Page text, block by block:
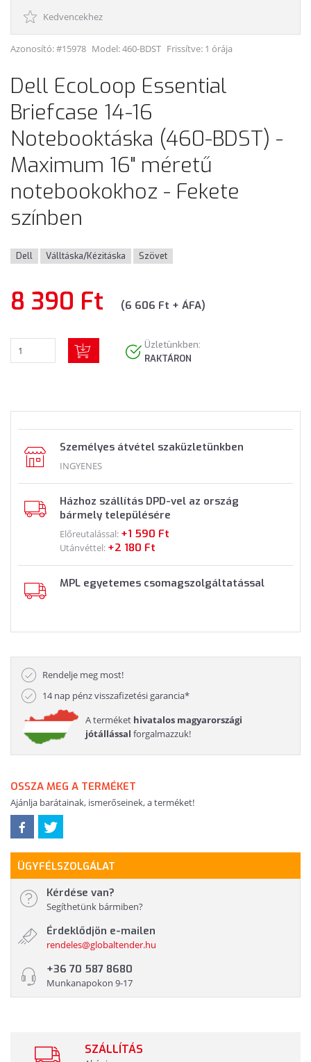
Kedvencekhez
Azonosító: #15978 Model:460-BDST Frissítve: 1 órája
Dell EcoLoop Essential
Briefcase 14-16
Notebooktáska (460-BDST) -
Maximum 16" méretű
notebookokhoz - Fekete
színben
Dell Válltáska/Kézitáska Szövet
8 390 Ft (6 606 Ft + ÁFA)
Üzletünkben:
RAKTÁRON
Személyes átvétel szaküzletünkben
INGYENES
Házhoz szállítás DPD-vel az ország
bármely településére
Előreutalással: +1 590 Ft
Utánvéttel: +2 180 Ft
MPL egyetemes csomagszolgáltatással
Rendelje meg most!
14 nap pénz visszafizetési garancia*
A terméket hivatalos magyarországi
jótállással forgalmazzuk!
OSSZA MEG A TERMÉKET
Ajánlja barátainak, ismerőseinek, a terméket!
ÜGYFÉLSZOLGÁLAT
Kérdése van?
Segíthetünk bármiben?
Érdeklődjön e-mailen
rendeles@globaltender.hu
+36 70 587 8680
Munkanapokon 9-17
SZÁLLÍTÁS